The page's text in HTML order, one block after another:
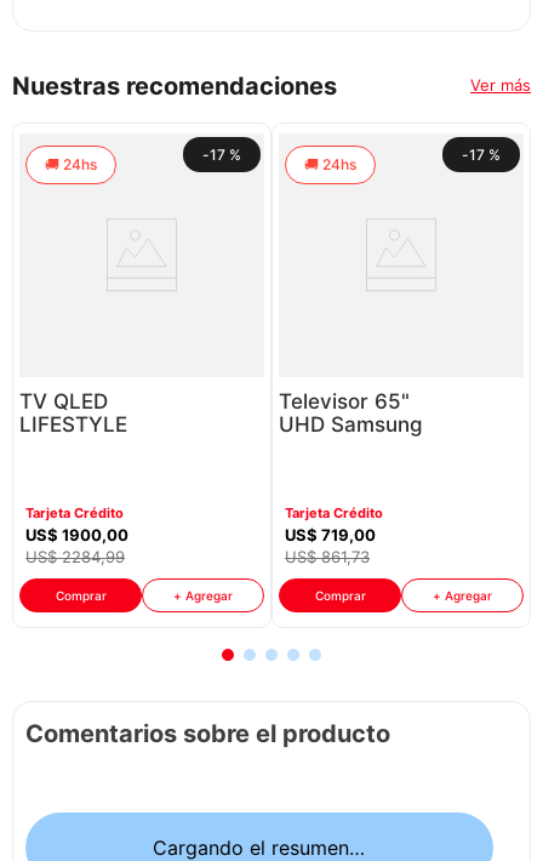
Nuestras recomendaciones Ver más
-17 %
24hs
TV QLED
LIFESTYLE
Tarjeta Crédito
US$ 1900,00
US$ 2284,99
Comprar + Agregar
-17 %
24hs
Televisor 65"
UHD Samsung
Tarjeta Crédito
US$ 719,00
US$ 861,73
Comprar + Agregar
Comentarios sobre el producto
Cargando el resumen…